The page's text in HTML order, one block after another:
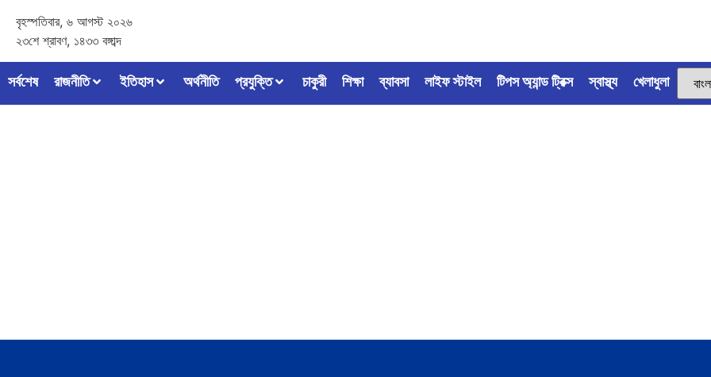
বৃহস্পতিবার, ৬ আগস্ট ২০২৬
২৩শে শ্রাবণ, ১৪৩৩ বঙ্গাব্দ
সর্বশেষ রাজনীতি ইতিহাস অর্থনীতি প্রযুক্তি চাকুরী শিক্ষা ব্যাবসা লাইফ স্টাইল টিপস অ্যান্ড ট্রিক্স স্বাস্থ্য খেলাধুলা